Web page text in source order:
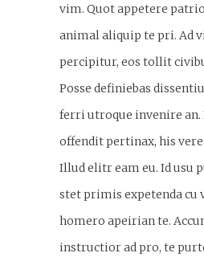
vim. Quot appetere
animal aliquip te pri. Ad
percipitur, eos tollit
Posse definiebas
ferri utroque invenire an.
offendit pertinax, his
Illud elitr eam eu. Id usu
stet primis expetenda cu
homero apeirian te.
instructior ad pro, te